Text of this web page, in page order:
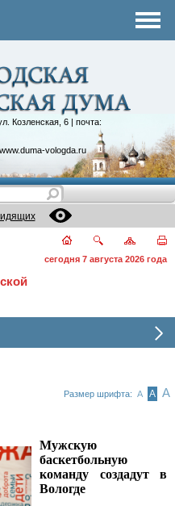
Козленская, 6 | почта:
www.duma-vologda.ru
сегодня 7 августа 2026 года
Размер шрифта: А А А
Мужскую
баскетбольную
команду создадут в
Вологде